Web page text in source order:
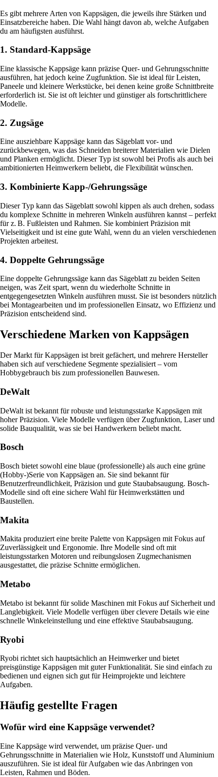
Es gibt mehrere Arten von Kappsägen, die jeweils ihre Stärken und
Einsatzbereiche haben. Die Wahl hängt davon ab, welche Aufgaben
du am häufigsten ausführst.
1. Standard-Kappsäge
Eine klassische Kappsäge kann präzise Quer- und Gehrungsschnitte
ausführen, hat jedoch keine Zugfunktion. Sie ist ideal für Leisten,
Paneele und kleinere Werkstücke, bei denen keine große Schnittbreite
erforderlich ist. Sie ist oft leichter und günstiger als fortschrittlichere
Modelle.
2. Zugsäge
Eine ausziehbare Kappsäge kann das Sägeblatt vor- und
zurückbewegen, was das Schneiden breiterer Materialien wie Dielen
und Planken ermöglicht. Dieser Typ ist sowohl bei Profis als auch bei
ambitionierten Heimwerkern beliebt, die Flexibilität wünschen.
3. Kombinierte Kapp-/Gehrungssäge
Dieser Typ kann das Sägeblatt sowohl kippen als auch drehen, sodass
du komplexe Schnitte in mehreren Winkeln ausführen kannst – perfekt
für z. B. Fußleisten und Rahmen. Sie kombiniert Präzision mit
Vielseitigkeit und ist eine gute Wahl, wenn du an vielen verschiedenen
Projekten arbeitest.
4. Doppelte Gehrungssäge
Eine doppelte Gehrungssäge kann das Sägeblatt zu beiden Seiten
neigen, was Zeit spart, wenn du wiederholte Schnitte in
entgegengesetzten Winkeln ausführen musst. Sie ist besonders nützlich
bei Montagearbeiten und im professionellen Einsatz, wo Effizienz und
Präzision entscheidend sind.
Verschiedene Marken von Kappsägen
Der Markt für Kappsägen ist breit gefächert, und mehrere Hersteller
haben sich auf verschiedene Segmente spezialisiert – vom
Hobbygebrauch bis zum professionellen Bauwesen.
DeWalt
DeWalt ist bekannt für robuste und leistungsstarke Kappsägen mit
hoher Präzision. Viele Modelle verfügen über Zugfunktion, Laser und
solide Bauqualität, was sie bei Handwerkern beliebt macht.
Bosch
Bosch bietet sowohl eine blaue (professionelle) als auch eine grüne
(Hobby-)Serie von Kappsägen an. Sie sind bekannt für
Benutzerfreundlichkeit, Präzision und gute Staubabsaugung. Bosch-
Modelle sind oft eine sichere Wahl für Heimwerkstätten und
Baustellen.
Makita
Makita produziert eine breite Palette von Kappsägen mit Fokus auf
Zuverlässigkeit und Ergonomie. Ihre Modelle sind oft mit
leistungsstarken Motoren und reibungslosen Zugmechanismen
ausgestattet, die präzise Schnitte ermöglichen.
Metabo
Metabo ist bekannt für solide Maschinen mit Fokus auf Sicherheit und
Langlebigkeit. Viele Modelle verfügen über clevere Details wie eine
schnelle Winkeleinstellung und eine effektive Staubabsaugung.
Ryobi
Ryobi richtet sich hauptsächlich an Heimwerker und bietet
preisgünstige Kappsägen mit guter Funktionalität. Sie sind einfach zu
bedienen und eignen sich gut für Heimprojekte und leichtere
Aufgaben.
Häufig gestellte Fragen
Wofür wird eine Kappsäge verwendet?
Eine Kappsäge wird verwendet, um präzise Quer- und
Gehrungsschnitte in Materialien wie Holz, Kunststoff und Aluminium
auszuführen. Sie ist ideal für Aufgaben wie das Anbringen von
Leisten, Rahmen und Böden.